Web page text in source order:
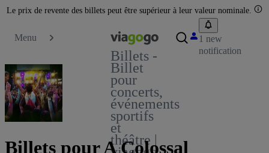
Le prix de revente des billets peut être supérieur à leur valeur nominale.
Menu
Billets -
Billet
pour
concerts,
événements
sportifs
et
théâtre |
1 new
notification
Billets pour A Colossal